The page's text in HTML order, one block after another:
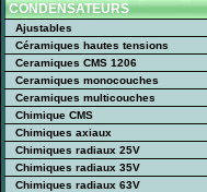
CONDENSATEURS
Ajustables
Céramiques hautes tensions
Ceramiques CMS 1206
Ceramiques monocouches
Ceramiques multicouches
Chimique CMS
Chimiques axiaux
Chimiques radiaux 25V
Chimiques radiaux 35V
Chimiques radiaux 63V